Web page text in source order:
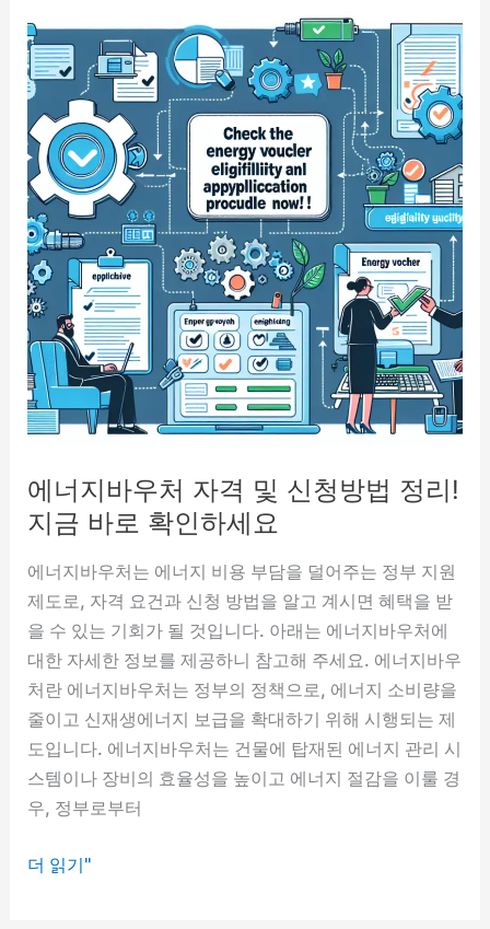
비,
500
원
동
전
꿈
해
몽
에너지바우처 자격 및 신청방법 정리!
지금 바로 확인하세요
에너지바우처는 에너지 비용 부담을 덜어주는 정부 지원
제도로, 자격 요건과 신청 방법을 알고 계시면 혜택을 받
을 수 있는 기회가 될 것입니다. 아래는 에너지바우처에
대한 자세한 정보를 제공하니 참고해 주세요. 에너지바우
처란 에너지바우처는 정부의 정책으로, 에너지 소비량을
줄이고 신재생에너지 보급을 확대하기 위해 시행되는 제
도입니다. 에너지바우처는 건물에 탑재된 에너지 관리 시
스템이나 장비의 효율성을 높이고 에너지 절감을 이룰 경
우, 정부로부터
에
더 읽기"